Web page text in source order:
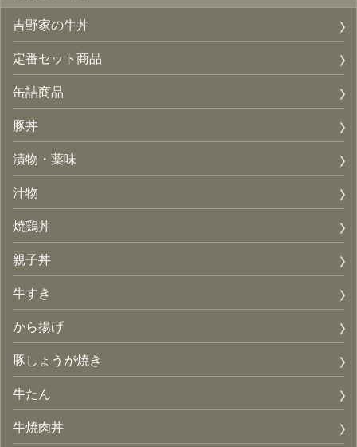
吉野家の牛丼
定番セット商品
缶詰商品
豚丼
漬物・薬味
汁物
焼鶏丼
親子丼
牛すき
から揚げ
豚しょうが焼き
牛たん
牛焼肉丼